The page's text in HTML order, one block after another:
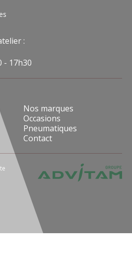
:
- 17h30
Nos marques
Occasions
Pneumatiques
Contact